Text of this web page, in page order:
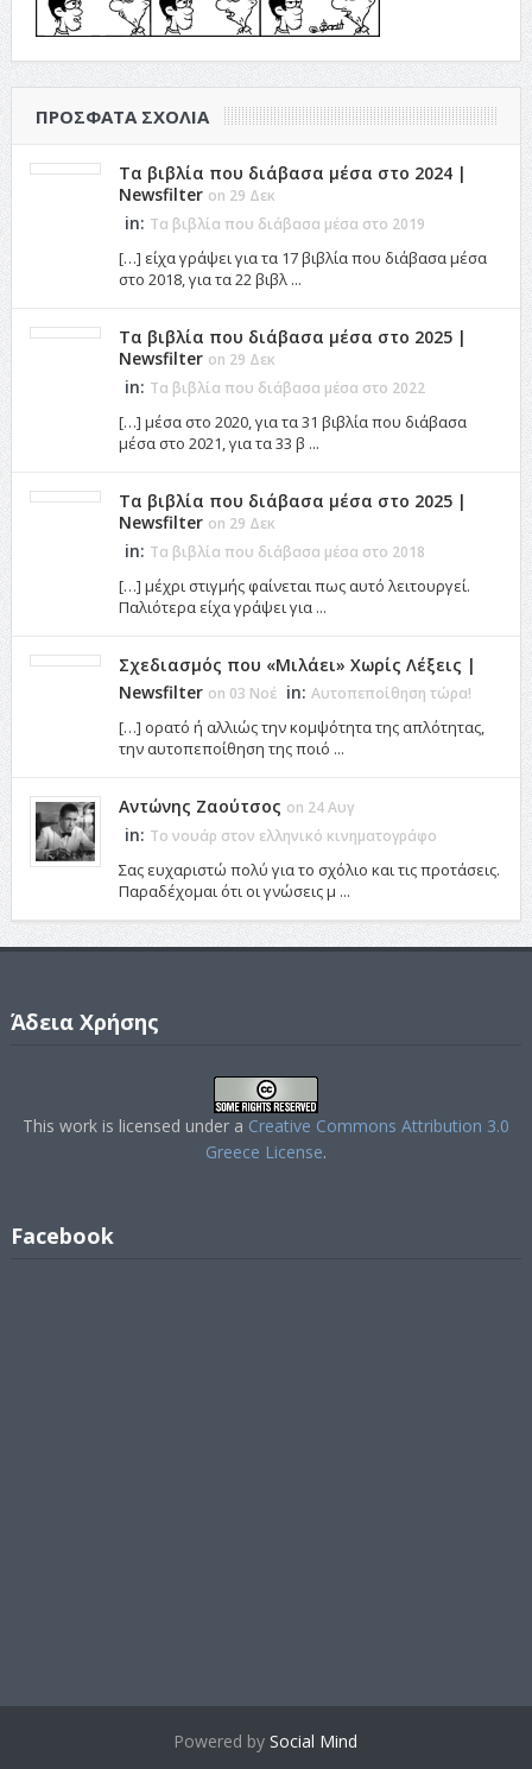
ΠΡΌΣΦΑΤΑ ΣΧΌΛΙΑ
Τα βιβλία που διάβασα μέσα στο 2024 |
Newsfilter on 29 Δεκ
in: Τα βιβλία που διάβασα μέσα στο 2019
[…] είχα γράψει για τα 17 βιβλία που διάβασα μέσα
στο 2018, για τα 22 βιβλ ...
Τα βιβλία που διάβασα μέσα στο 2025 |
Newsfilter on 29 Δεκ
in: Τα βιβλία που διάβασα μέσα στο 2022
[…] μέσα στο 2020, για τα 31 βιβλία που διάβασα
μέσα στο 2021, για τα 33 β ...
Τα βιβλία που διάβασα μέσα στο 2025 |
Newsfilter on 29 Δεκ
in: Τα βιβλία που διάβασα μέσα στο 2018
[…] μέχρι στιγμής φαίνεται πως αυτό λειτουργεί.
Παλιότερα είχα γράψει για ...
Σχεδιασμός που «Μιλάει» Χωρίς Λέξεις |
Newsfilter on 03 Νοέ in: Αυτοπεποίθηση τώρα!
[…] ορατό ή αλλιώς την κομψότητα της απλότητας,
την αυτοπεποίθηση της ποιό ...
Αντώνης Ζαούτσος on 24 Αυγ
in: Το νουάρ στον ελληνικό κινηματογράφο
Σας ευχαριστώ πολύ για το σχόλιο και τις προτάσεις.
Παραδέχομαι ότι οι γνώσεις μ ...
Άδεια Χρήσης
This work is licensed under a Creative Commons Attribution 3.0
Greece License.
Facebook
Powered bySocial Mind